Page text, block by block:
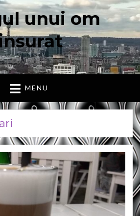
unui om
cuvintele mele. Declaratie….
MENU